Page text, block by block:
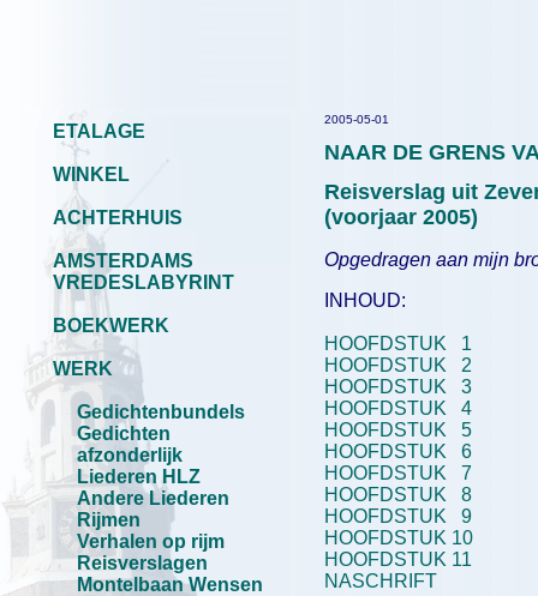
ETALAGE
WINKEL
ACHTERHUIS
AMSTERDAMS
VREDESLABYRINT
BOEKWERK
WERK
Gedichtenbundels
Gedichten
afzonderlijk
Liederen HLZ
Andere Liederen
Rijmen
Verhalen op rijm
Reisverslagen
Montelbaan Wensen
2005-05-01
NAAR DE GRENS
Reisverslag uit
(voorjaar 2005)
Opgedragen aan mijn
INHOUD:
HOOFDSTUK 1
HOOFDSTUK 2
HOOFDSTUK 3
HOOFDSTUK 4
HOOFDSTUK 5
HOOFDSTUK 6
HOOFDSTUK 7
HOOFDSTUK 8
HOOFDSTUK 9
HOOFDSTUK 10
HOOFDSTUK 11
NASCHRIFT